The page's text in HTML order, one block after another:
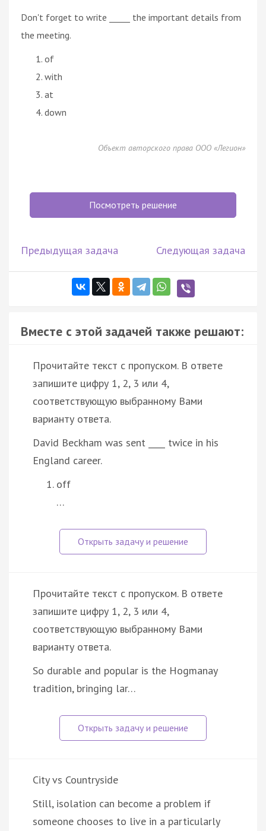
Don't forget to write _____ the important details from
the meeting.
of
with
at
down
Объект авторского права ООО «Легион»
Посмотреть решение
Предыдущая задача Следующая задача
Вместе с этой задачей также решают:
Прочитайте текст с пропуском. В ответе
запишите цифру 1, 2, 3 или 4,
соответствующую выбранному Вами
варианту ответа.
David Beckham was sent ____ twice in his
England career.
off
…
Прочитайте текст с пропуском. В ответе
запишите цифру 1, 2, 3 или 4,
соответствующую выбранному Вами
варианту ответа.
So durable and popular is the Hogmanay
tradition, bringing lar…
City vs Countryside
Still, isolation can become a problem if
someone chooses to live in a particularly